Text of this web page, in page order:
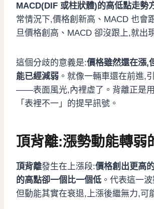
MACD(DIF 或柱狀體)的高低點走勢
常情況下,價格創新高、MACD 也會
旦價格創高、MACD 卻沒跟上,就出
這個分歧的意義是:價格雖然還在漲,
能已經減弱 。就像一輛車還在前進,
——表面風光,內裡虛了。背離正是
「表裡不一」的提早訊號。
頂背離:漲勢動能轉弱
頂背離發生在上漲段:價格創出更高
的高點卻一個比一個低 。代表這一
但動能其實在衰退,上漲後繼無力,可